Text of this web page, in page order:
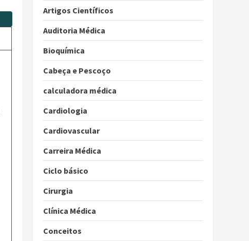
Artigos Científicos
Auditoria Médica
Bioquímica
Cabeça e Pescoço
calculadora médica
Cardiologia
Cardiovascular
Carreira Médica
Ciclo básico
Cirurgia
Clínica Médica
Conceitos